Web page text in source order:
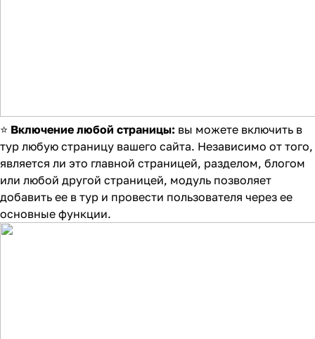
⭐ Включение любой страницы: вы можете включить в
тур любую страницу вашего сайта. Независимо от того,
является ли это главной страницей, разделом, блогом
или любой другой страницей, модуль позволяет
добавить ее в тур и провести пользователя через ее
основные функции.